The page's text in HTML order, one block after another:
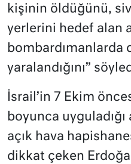
kişinin öldüğünü,
yerlerini hedef alan
bombardımanlarda
yaralandığını”
İsrail’in 7 Ekim
boyunca
açık hava
dikkat çeken